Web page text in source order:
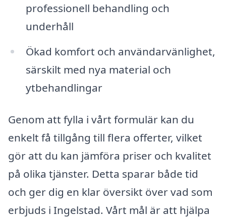
professionell behandling och
underhåll
Ökad komfort och användarvänlighet,
särskilt med nya material och
ytbehandlingar
Genom att fylla i vårt formulär kan du
enkelt få tillgång till flera offerter, vilket
gör att du kan jämföra priser och kvalitet
på olika tjänster. Detta sparar både tid
och ger dig en klar översikt över vad som
erbjuds i Ingelstad. Vårt mål är att hjälpa